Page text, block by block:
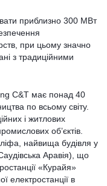
приблизно 300 МВт
при цьому значно
з традиційними
C&T має понад 40
по всьому світу.
і житлових
об’єктів.
найвища будівля у
Аравія), що
«Курайя»
електростанції в